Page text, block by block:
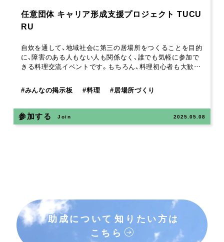
任意団体 キャリア形成支援プロジェクト TUCU
RU
自炊を通して、地域社会に第三の居場所をつくることを目的
に、障害のある人もない人も関係なく、誰でも気軽に参加で
きる料理交流イベントです。もちろん、料理初心者も大歓…
#みんなの掲示板 #料理 #居場所づくり
参加する Join 2025.05.08
助成について 知りたい方は
こちら